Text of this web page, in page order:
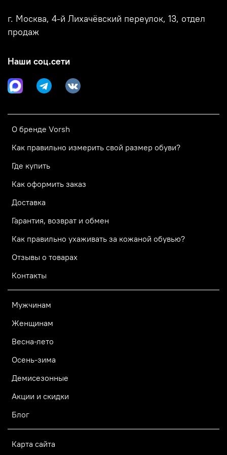
О бренде Vorsh
Как правильно измерить свой размер обуви?
Где купить
Как оформить заказ
Доставка
Гарантия, возврат и обмен
Как правильно ухаживать за кожаной обувью?
Отзывы о товарах
Контакты
Мужчинам
Женщинам
Весна-лето
Осень-зима
Демисезонные
Акции и скидки
Блог
Карта сайта
г. Москва, 4-й Лихачёвский переулок, 13, отдел
продаж
Наши соц.сети